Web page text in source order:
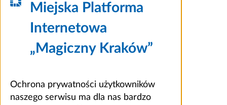
Miejska Platforma
Internetowa
„Magiczny Kraków”
Ochrona prywatności użytkowników
naszego serwisu ma dla nas bardzo